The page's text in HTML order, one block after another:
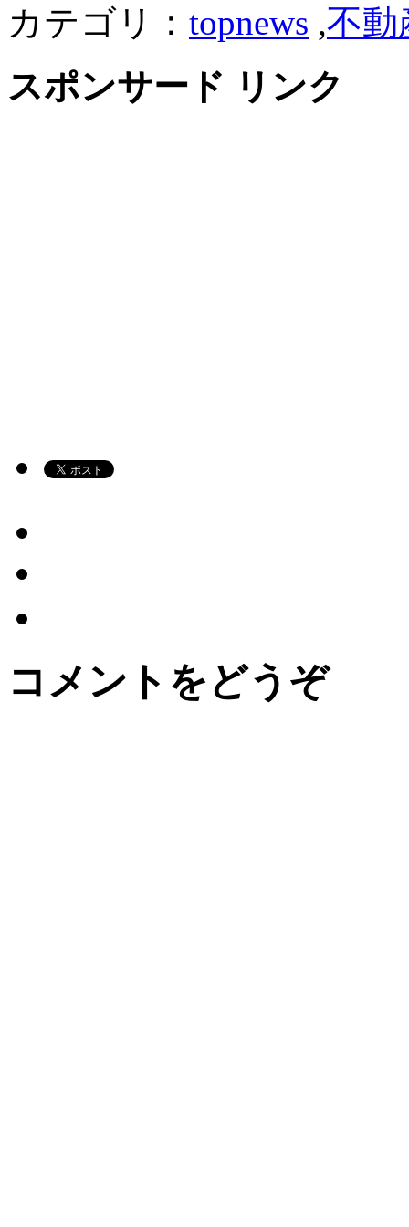
カテゴリ： topnews ,不動
スポンサード リンク
コメントをどうぞ